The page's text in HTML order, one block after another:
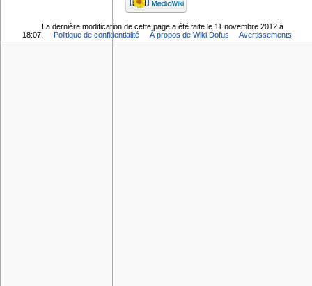
La dernière modification de cette page a été faite le 11 novembre 2012 à
18:07.
Politique de confidentialité À propos de Wiki Dofus Avertissements